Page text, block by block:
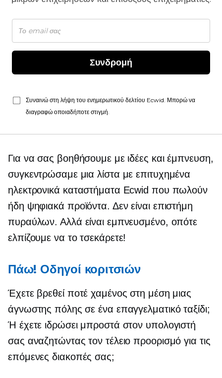
Συνδρομή
Συναινώ στη λήψη του ενημερωτικού δελτίου Ecwid. Μπορώ να
διαγραφώ οποιαδήποτε στιγμή.
Για να σας βοηθήσουμε με ιδέες και έμπνευση,
συγκεντρώσαμε μια λίστα με επιτυχημένα
ηλεκτρονικά καταστήματα Ecwid που πωλούν
ήδη ψηφιακά προϊόντα. Δεν είναι επιστήμη
πυραύλων. Αλλά είναι εμπνευσμένο, οπότε
ελπίζουμε να το τσεκάρετε!
Πάω! Οδηγοί κοριτσιών
Έχετε βρεθεί ποτέ χαμένος στη μέση μιας
άγνωστης πόλης σε ένα επαγγελματικό ταξίδι;
Ή έχετε ιδρώσει μπροστά στον υπολογιστή
σας αναζητώντας τον τέλειο προορισμό για τις
επόμενες διακοπές σας;